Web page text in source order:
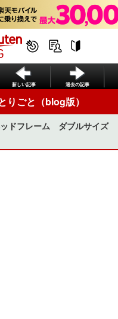
新しい記事 過去の記事
りごと（blog版）
ドフレーム ダブルサイズ